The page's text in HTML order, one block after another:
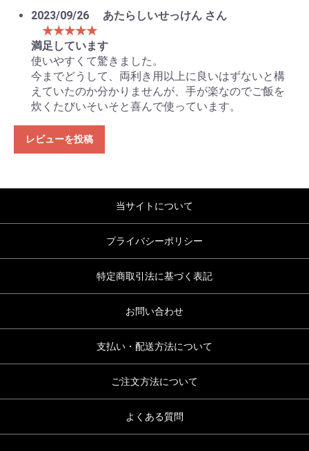
2023/09/26
あたらしいせっけん さん
★★★★★
満足しています
使いやすくて驚きました。
今までどうして、両利き用以上に良いはずないと構
えていたのか分かりませんが、手が楽なのでご飯を
炊くたびいそいそと喜んで使っています。
レビューを投稿
当サイトについて
プライバシーポリシー
特定商取引法に基づく表記
お問い合わせ
支払い・配送方法について
ご注文方法について
よくある質問